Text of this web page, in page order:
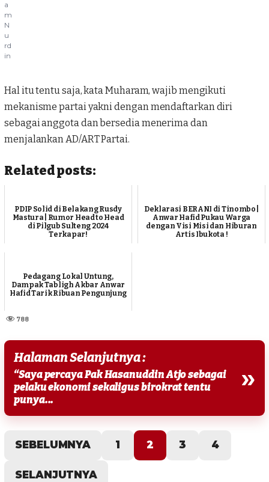
a
m
N
u
rd
in
Hal itu tentu saja, kata Muharam, wajib mengikuti
mekanisme partai yakni dengan mendaftarkan diri
sebagai anggota dan bersedia menerima dan
menjalankan AD/ART Partai.
Related posts:
PDIP Solid di Belakang Rusdy
Mastura | Rumor Head to Head
di Pilgub Sulteng 2024
Terkapar!
Deklarasi BERANI di Tinombo |
Anwar Hafid Pukau Warga
dengan Visi Misi dan Hiburan
Artis Ibukota !
Pedagang Lokal Untung,
Dampak Tabligh Akbar Anwar
Hafid Tarik Ribuan Pengunjung
788
Halaman Selanjutnya :
“Saya percaya Pak Hasanuddin Atjo sebagai
pelaku ekonomi sekaligus birokrat tentu
punya...
»
SEBELUMNYA 1 2 3 4
SELANJUTNYA